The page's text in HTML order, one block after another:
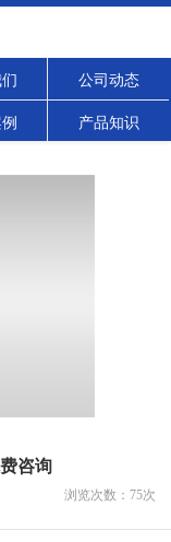
公司动态
产品知识
咨询
浏览次数： 75次